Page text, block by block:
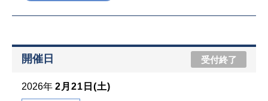
開催日 受付終了
2026年 2月21日(土)